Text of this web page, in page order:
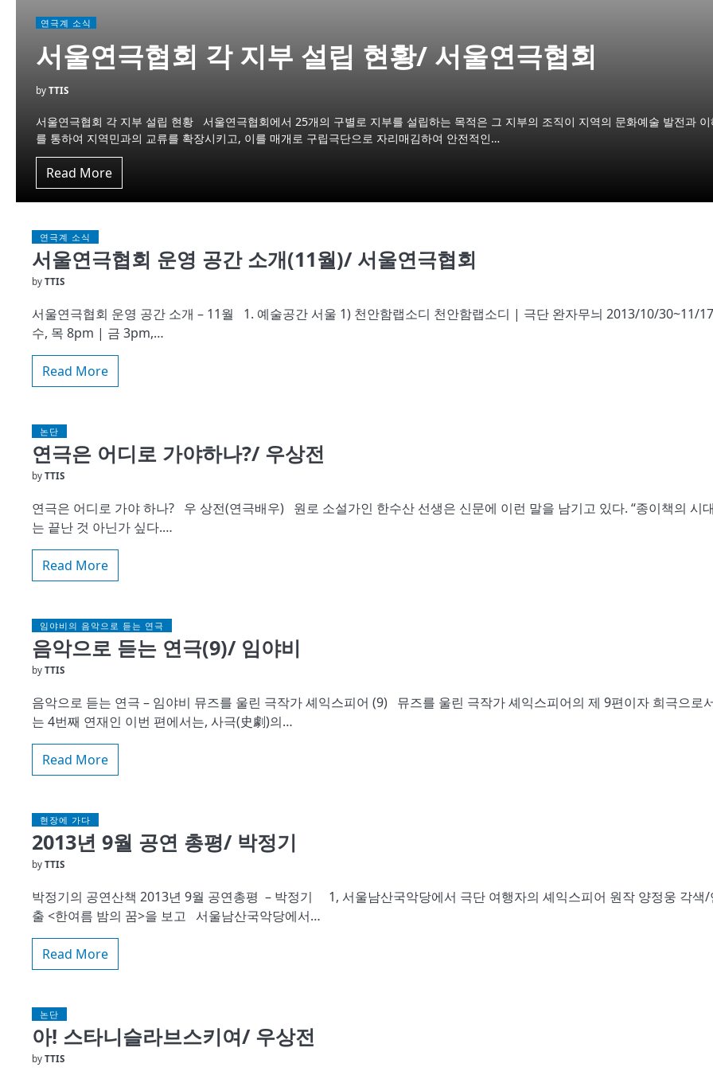
연극계 소식
서울연극협회 각 지부 설립 현황/ 서울연극협회
by TTIS
서울연극협회 각 지부 설립 현황 서울연극협회에서 25개의 구별로 지부를 설립하는 목적은 그 지부의 조직이 지역의 문화예술 발전과 이
를 통하여 지역민과의 교류를 확장시키고, 이를 매개로 구립극단으로 자리매김하여 안전적인…
Read More
연극계 소식
서울연극협회 운영 공간 소개(11월)/ 서울연극협회
by TTIS
서울연극협회 운영 공간 소개 – 11월 1. 예술공간 서울 1) 천안함랩소디 천안함랩소디 | 극단 완자무늬 2013/10/30~11/17
수, 목 8pm | 금 3pm,…
Read More
논단
연극은 어디로 가야하나?/ 우상전
by TTIS
연극은 어디로 가야 하나? 우 상전(연극배우) 원로 소설가인 한수산 선생은 신문에 이런 말을 남기고 있다. “종이책의 시
는 끝난 것 아닌가 싶다.…
Read More
임야비의 음악으로 듣는 연극
음악으로 듣는 연극(9)/ 임야비
by TTIS
음악으로 듣는 연극 – 임야비 뮤즈를 울린 극작가 셰익스피어 (9) 뮤즈를 울린 극작가 셰익스피어의 제 9편이자 희극으로
는 4번째 연재인 이번 편에서는, 사극(史劇)의…
Read More
현장에 가다
2013년 9월 공연 총평/ 박정기
by TTIS
박정기의 공연산책 2013년 9월 공연총평 – 박정기 1, 서울남산국악당에서 극단 여행자의 셰익스피어 원작 양정웅 각색/
출 <한여름 밤의 꿈>을 보고 서울남산국악당에서…
Read More
논단
아! 스타니슬라브스키여/ 우상전
by TTIS